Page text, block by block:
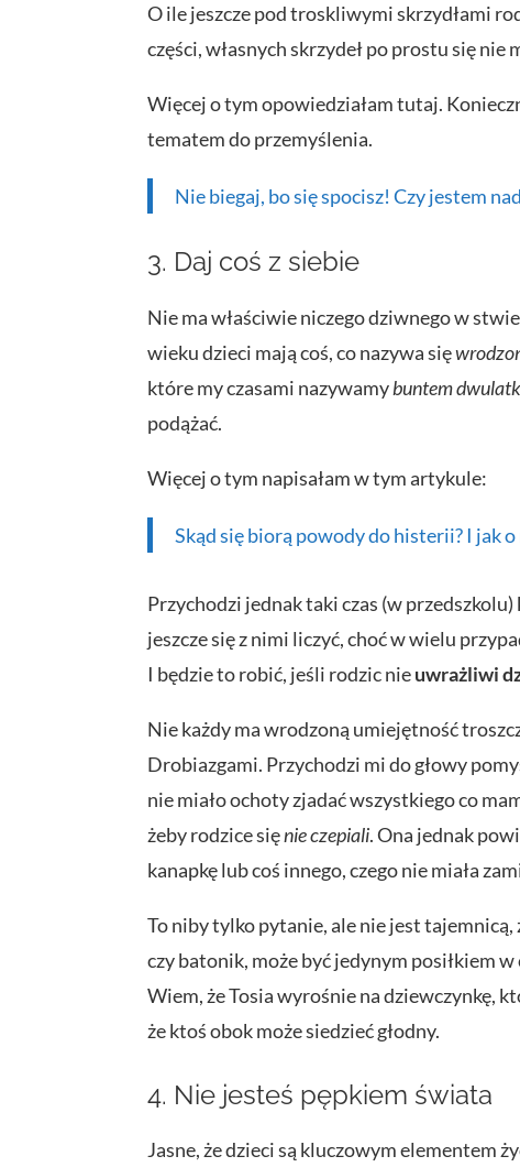
O ile jeszcze pod troskliwymi skrzydłami
części, własnych skrzydeł po prostu się
Więcej o tym opowiedziałam tutaj.
tematem do przemyślenia.
Nie biegaj, bo się spocisz! Czy jestem
3. Daj coś z siebie
Nie ma właściwie niczego dziwnego w
wieku dzieci mają coś, co nazywa się
które my czasami nazywamybuntem
podążać.
Więcej o tym napisałam w tym artykule:
Skąd się biorą powody do histerii? I jak
Przychodzi jednak taki czas (w
jeszcze się z nimi liczyć, choć w wielu
I będzie to robić, jeśli rodzic nieuwrażliwi
Nie każdy ma wrodzoną umiejętność
Drobiazgami. Przychodzi mi do głowy
nie miało ochoty zjadać wszystkiego co
żeby rodzice sięnie czepiali. Ona jednak
kanapkę lub coś innego, czego nie miała
To niby tylko pytanie, ale nie jest
czy batonik, może być jedynym posiłkiem
Wiem, że Tosia wyrośnie na dziewczynkę,
że ktoś obok może siedzieć głodny.
4. Nie jesteś pępkiem świata
Jasne, że dzieci są kluczowym elementem